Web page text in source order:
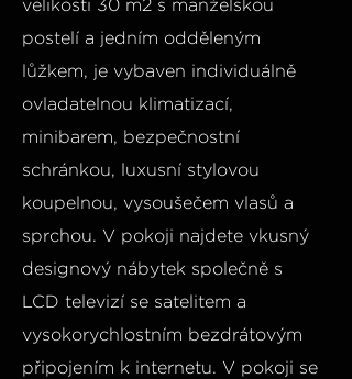
velikosti 30 m2 s manželskou
postelí a jedním odděleným
lůžkem, je vybaven individuálně
ovladatelnou klimatizací,
minibarem, bezpečnostní
schránkou, luxusní stylovou
koupelnou, vysoušečem vlasů a
sprchou. V pokoji najdete vkusný
designový nábytek společně s
LCD televizí se satelitem a
vysokorychlostním bezdrátovým
připojením k internetu. V pokoji se